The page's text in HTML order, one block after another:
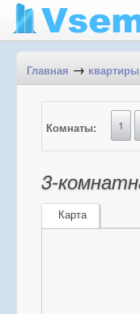
Главная →
Комнаты: 1
3-
Карта